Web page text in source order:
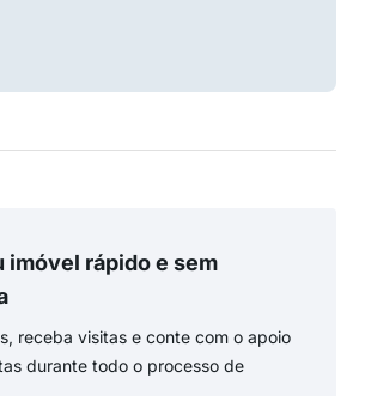
imóvel rápido e sem
receba visitas e conte com o apoio
durante todo o processo de